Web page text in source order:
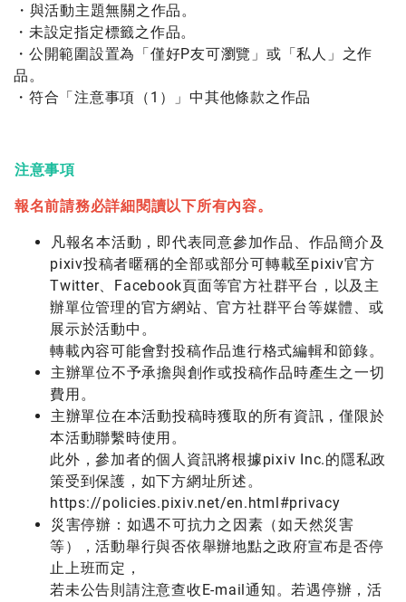
・與活動主題無關之作品。
・未設定指定標籤之作品。
・公開範圍設置為「僅好P友可瀏覽」或「私人」之作
品。
・符合「注意事項（1）」中其他條款之作品
注意事項
報名前請務必詳細閱讀以下所有內容。
凡報名本活動，即代表同意參加作品、作品簡介及
pixiv投稿者暱稱的全部或部分可轉載至pixiv官方
Twitter、Facebook頁面等官方社群平台，以及主
辦單位管理的官方網站、官方社群平台等媒體、或
展示於活動中。
轉載內容可能會對投稿作品進行格式編輯和節錄。
主辦單位不予承擔與創作或投稿作品時產生之一切
費用。
主辦單位在本活動投稿時獲取的所有資訊，僅限於
本活動聯繫時使用。
此外，參加者的個人資訊將根據pixiv Inc.的隱私政
策受到保護，如下方網址所述。
https://policies.pixiv.net/en.html#privacy
災害停辦：如遇不可抗力之因素（如天然災害
等），活動舉行與否依舉辦地點之政府宣布是否停
止上班而定，
若未公告則請注意查收E-mail通知。若遇停辦，活